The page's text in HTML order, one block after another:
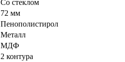
Со стеклом
72 мм
Пенополистирол
Металл
МДФ
2 контура